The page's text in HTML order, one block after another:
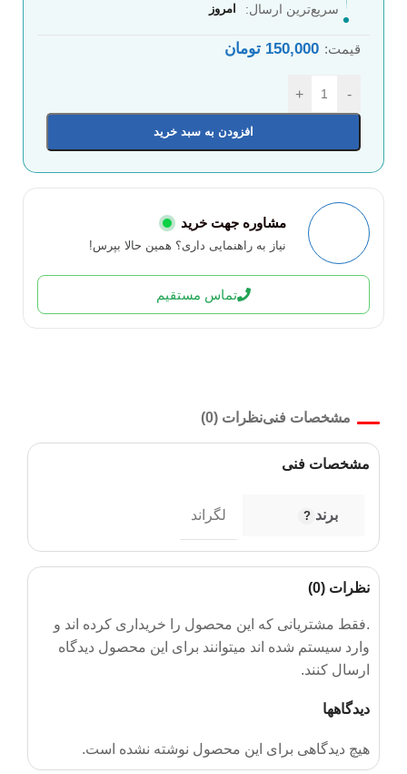
سریع‌ترین ارسال: امروز
قیمت: 150,000 تومان
-
+
افزودن به سبد خرید
مشاوره جهت خرید
نیاز به راهنمایی داری؟ همین حالا بپرس!
تماس مستقیم
مشخصات فنینظرات (0)
مشخصات فنی
برند لگراند
نظرات (0)
دیدگاهها
هیچ دیدگاهی برای این محصول نوشته نشده است.
.فقط مشتریانی که این محصول را خریداری کرده اند و
وارد سیستم شده اند میتوانند برای این محصول دیدگاه
ارسال کنند.